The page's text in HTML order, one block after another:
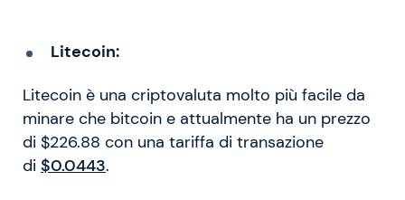
Litecoin:
Litecoin è una criptovaluta molto più facile da
minare che bitcoin e attualmente ha un prezzo
di $226.88 con una tariffa di transazione
di $0.0443.